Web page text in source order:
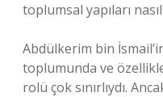
toplumsal yapıları
Abdülkerim bin
toplumunda ve
rolü çok sınırlıydı.